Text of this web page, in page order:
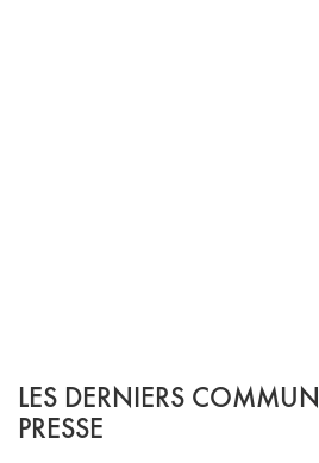
LES DERNIERS
PRESSE